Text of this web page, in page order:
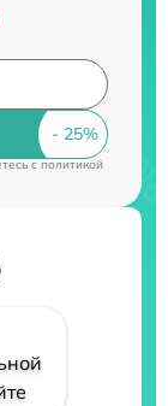
cполитикой